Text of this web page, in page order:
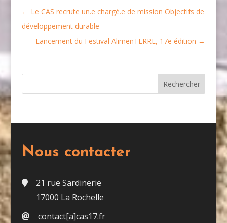
← Le CAS recrute un.e chargé.e de mission Objectifs de
développement durable
Lancement du Festival AlimenTERRE, 17e édition →
Nous contacter
21 rue Sardinerie
17000 La Rochelle
contact[a]cas17.fr